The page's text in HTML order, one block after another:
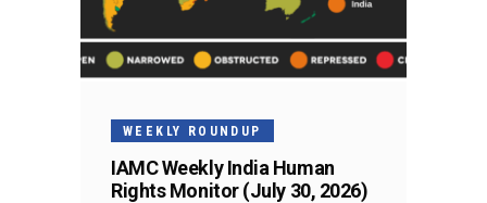
WEEKLY ROUNDUP
IAMC Weekly India Human
Rights Monitor (July 30, 2026)